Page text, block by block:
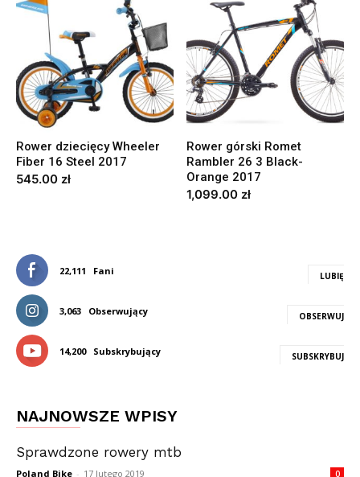
Rower dziecięcy Wheeler
Fiber 16 Steel 2017
545.00 zł
Rower górski Romet
Rambler 26 3 Black-
Orange 2017
1,099.00zł
22,111 Fani LUBIĘ
3,063 Obserwujący OBSERWUJ
14,200 Subskrybujący SUBSKRYBUJ
NAJNOWSZE WPISY
Sprawdzone rowery mtb
Poland Bike - 17 lutego 2019 0